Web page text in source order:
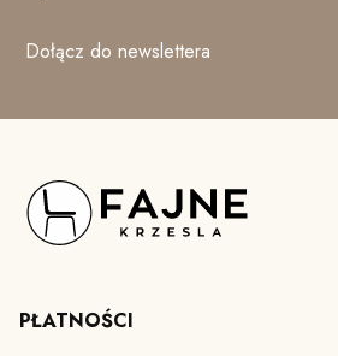
Dołącz do newslettera
PŁATNOŚCI